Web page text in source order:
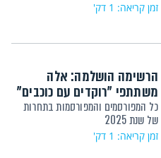
זמן קריאה: 1 דק'
הרשימה הושלמה: אלה
משתתפי "רוקדים עם כוכבים"
כל המפורסמים והמפורסמות בתחרות
של שנת 2025
זמן קריאה: 1 דק'